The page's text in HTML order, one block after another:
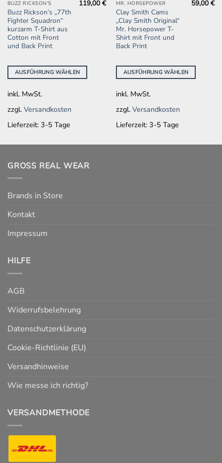
BUZZ RICKSON'S
Buzz Rickson’s „77th
Fighter Squadron“
kurzarm T-Shirt aus
Cotton mit Front
und Back Print
119,00€
AUSFÜHRUNG WÄHLEN
Dieses
Produkt
weist
mehrere
Varianten
Die
Optionen
auf
der
Produktseite
gewählt
inkl. MwSt.
zzgl. Versandkosten
Lieferzeit: 3-5 Tage
MR. HORSEPOWER
Clay Smith Cams
„Clay Smith Original“
Mr. Horsepower T-
Shirt mit Front und
Back Print
59,00€
AUSFÜHRUNG WÄHLEN
Dieses
Produkt
weist
mehrere
Varianten
Die
Optionen
auf
der
Produktseite
gewählt
inkl. MwSt.
zzgl. Versandkosten
Lieferzeit: 3-5 Tage
GROSS REAL WEAR
Brands in Store
Kontakt
Impressum
HILFE
AGB
Widerrufsbelehrung
Datenschutzerklärung
Cookie-Richtlinie (EU)
Versandhinweise
Wie messe ich richtig?
VERSANDMETHODE